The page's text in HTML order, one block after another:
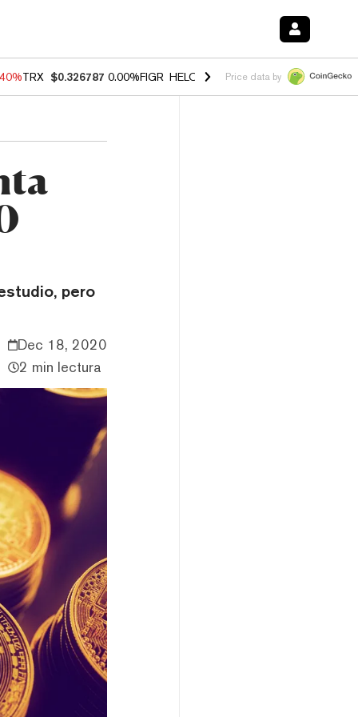
TRX $0.326787 0.00%FIGR_HELOC $1.035 1.50% HYPE $56.78
Price data by
pero
Dec 18, 2020
2 min lectura